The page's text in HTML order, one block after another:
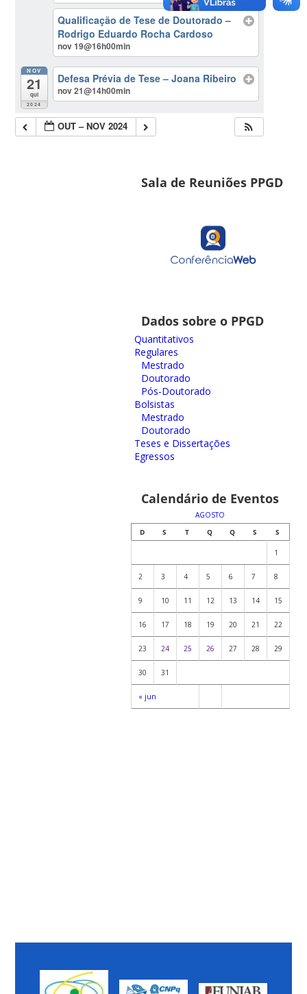
Qualificação de Tese de Doutorado –
Rodrigo Eduardo Rocha Cardoso
nov 19@16h00min
NOV
21
qui
2024
Defesa Prévia de Tese – Joana Ribeiro
nov 21@14h00min
OUT – NOV 2024
Sala de Reuniões PPGD
Dados sobre o PPGD
Quantitativos
Regulares
Mestrado
Doutorado
Pós-Doutorado
Bolsistas
Mestrado
Doutorado
Teses e Dissertações
Egressos
Calendário de Eventos
AGOSTO
D
S T Q Q S S
« jun
1
2 3 4 5 6 7 8
9 10 11 12 13 14 15
16 17 18 19 20 21 22
23 24 25 26 27 28 29
30 31